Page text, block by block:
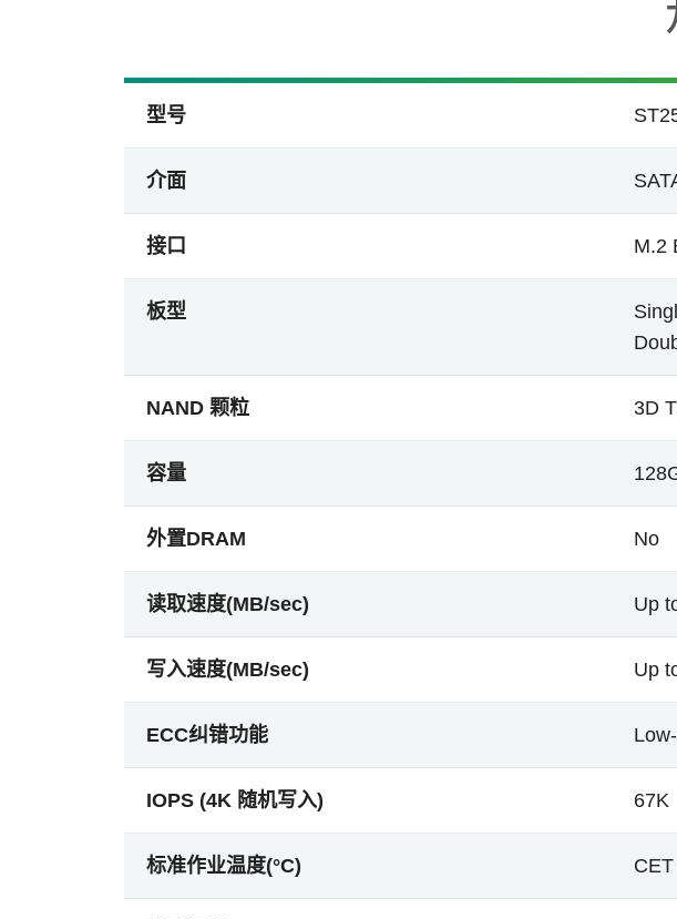
型号
介面
接口 M.2
板型
NAND 颗粒 3D
容量
外置DRAM No
读取速度(MB/sec) Up
写入速度(MB/sec) Up
ECC纠错功能
IOPS (4K 随机写入) 67K
标准作业温度(°C)